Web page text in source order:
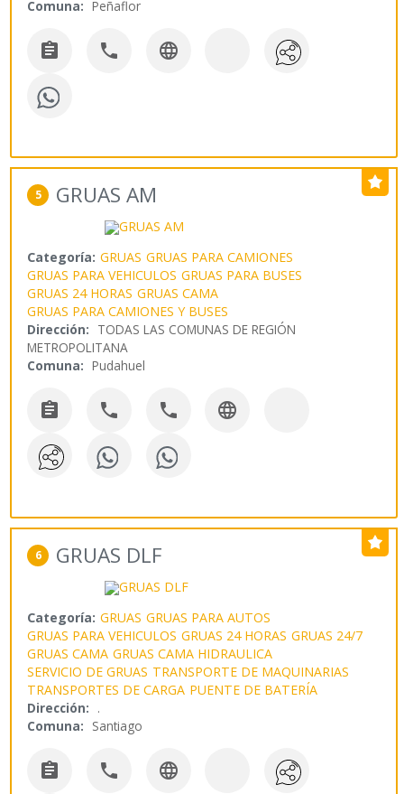
Comuna: Peñaflor
  
5 GRUAS AM
Categoría: GRUAS GRUAS PARA CAMIONES
GRUAS PARA VEHICULOS GRUAS PARA BUSES
GRUAS 24 HORAS GRUAS CAMA
GRUAS PARA CAMIONES Y BUSES
Dirección: TODAS LAS COMUNAS DE REGIÓN
METROPOLITANA
Comuna: Pudahuel
   
6 GRUAS DLF
Categoría: GRUAS GRUAS PARA AUTOS
GRUAS PARA VEHICULOS GRUAS 24 HORAS GRUAS 24/7
GRUAS CAMA GRUAS CAMA HIDRAULICA
SERVICIO DE GRUAS TRANSPORTE DE MAQUINARIAS
TRANSPORTES DE CARGA PUENTE DE BATERÍA
Dirección: .
Comuna: Santiago
  